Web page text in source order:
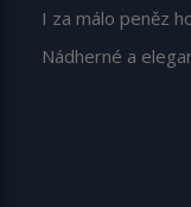
I za málo peněz
Nádherné a